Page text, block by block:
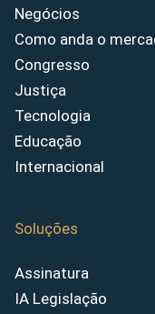
Negócios
Como anda o
Congresso
Justiça
Tecnologia
Educação
Internacional
Soluções
Assinatura
IA Legislação